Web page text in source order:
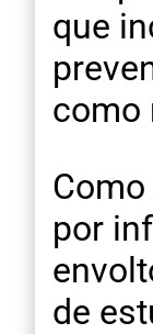
que
como
por
de